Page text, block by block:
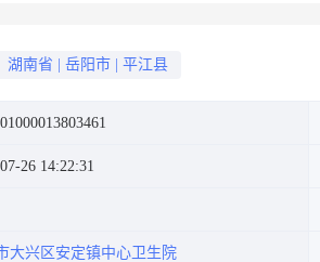
湖南省 岳阳市 平江县
26 14:22:31
大兴区安定镇中心卫生院